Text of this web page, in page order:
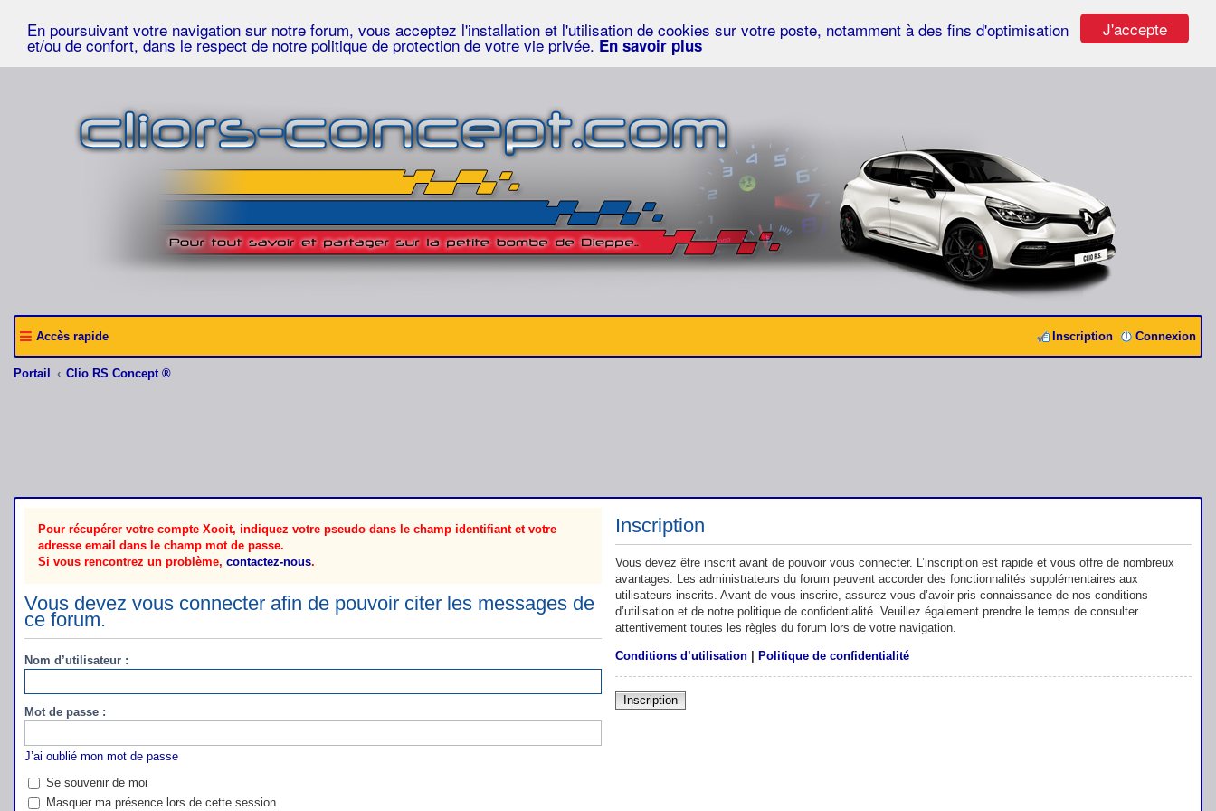
J'accepte
En poursuivant votre navigation sur notre forum, vous acceptez l'installation et l'utilisation de cookies sur votre poste, notamment à des fins d'optimisation
et/ou de confort, dans le respect de notre politique de protection de votre vie privée. En savoir plus
Accès rapide Connexion
Inscription
Portail Clio RS Concept ®
Pour récupérer votre compte Xooit, indiquez votre pseudo dans le champ identifiant et votre
adresse email dans le champ mot de passe.
Si vous rencontrez un problème, contactez-nous.
Vous devez vous connecter afin de pouvoir citer les messages de
ce forum.
Nom d’utilisateur :
Mot de passe :
J’ai oublié mon mot de passe
Se souvenir de moi
Masquer ma présence lors de cette session
Inscription
Vous devez être inscrit avant de pouvoir vous connecter. L’inscription est rapide et vous offre de nombreux
avantages. Les administrateurs du forum peuvent accorder des fonctionnalités supplémentaires aux
utilisateurs inscrits. Avant de vous inscrire, assurez-vous d’avoir pris connaissance de nos conditions
d’utilisation et de notre politique de confidentialité. Veuillez également prendre le temps de consulter
attentivement toutes les règles du forum lors de votre navigation.
Conditions d’utilisation| Politique de confidentialité
Inscription